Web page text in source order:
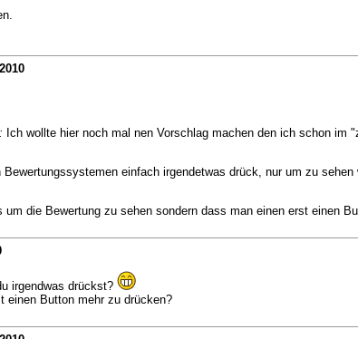
Ich wollte hier noch mal nen Vorschlag machen den ich schon im
einfach irgendetwas drück, nur um zu sehen
die Bewertung zu sehen sondern dass man einen erst einen
irgendwas drückst?
einen Button mehr zu drücken?